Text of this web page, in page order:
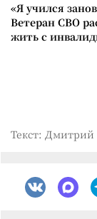
«Я учился
Ветеран СВО
жить с
Текст: Дмитрий